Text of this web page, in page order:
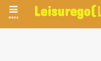
menu